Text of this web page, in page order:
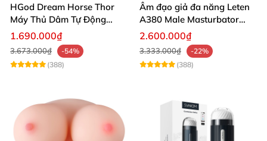
HGod Dream Horse Thor
Máy Thủ Dâm Tự Động
Rung Thụt Xoay 360 Độ
1.690.000₫
3.673.000₫
-54%
(388)
Âm đạo giả đa năng Leten
A380 Male Masturbator
Version 4
2.600.000₫
3.333.000₫
-22%
(388)